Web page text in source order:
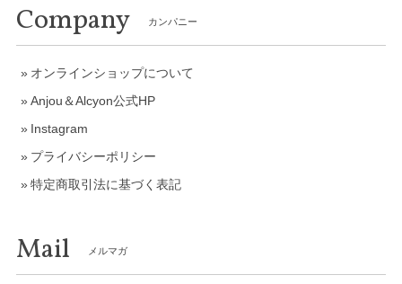
Company カンパニー
オンラインショップについて
Anjou＆Alcyon公式HP
Instagram
プライバシーポリシー
特定商取引法に基づく表記
Mail メルマガ